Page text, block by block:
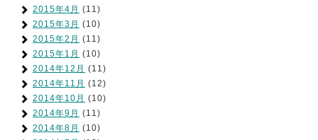
2015年4月 (11)
2015年3月 (10)
2015年2月 (11)
2015年1月 (10)
2014年12月 (11)
2014年11月 (12)
2014年10月 (10)
2014年9月 (11)
2014年8月 (10)